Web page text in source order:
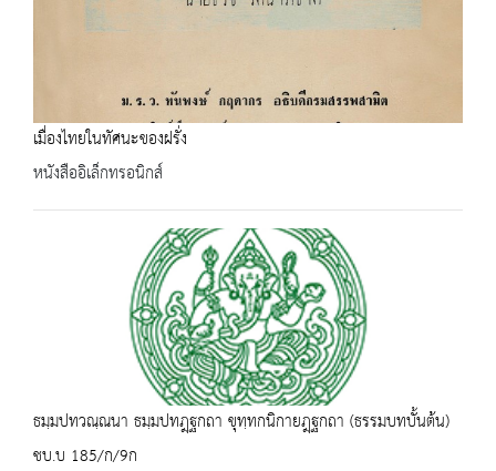
เมื่องไทยในทัศนะของฝรั่ง
หนังสืออิเล็กทรอนิกส์
ธมฺมปทวณฺณนา ธมฺมปทฎฺฐกถา ขุทฺทกนิกายฎฺฐกถา (ธรรมบทบั้นต้น)
ชบ.บ 185/ก/9ก